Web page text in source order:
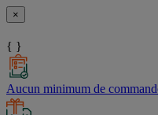
×
{ }
Aucun minimum de